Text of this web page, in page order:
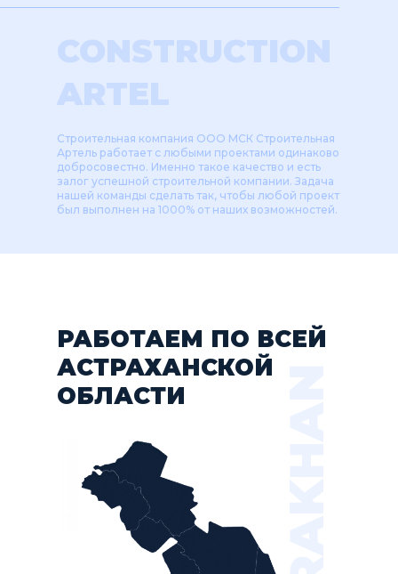
CONSTRUCTION
ARTEL
Строительная компания ООО МСК Строительная
Артель работает с любыми проектами одинаково
добросовестно. Именно такое качество и есть
залог успешной строительной компании. Задача
нашей команды сделать так, чтобы любой проект
был выполнен на 1000% от наших возможностей.
РАБОТАЕМ ПО ВСЕЙ
АСТРАХАНСКОЙ
ОБЛАСТИ